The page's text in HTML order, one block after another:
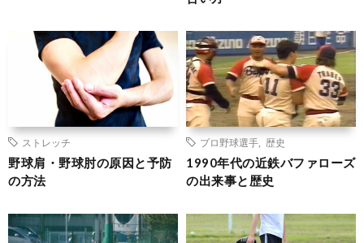
ストレッチ
野球肩・野球肘の原因と予防
の方法
プロ野球選手 歴史
1990年代の近鉄バファローズ
の出来事と歴史